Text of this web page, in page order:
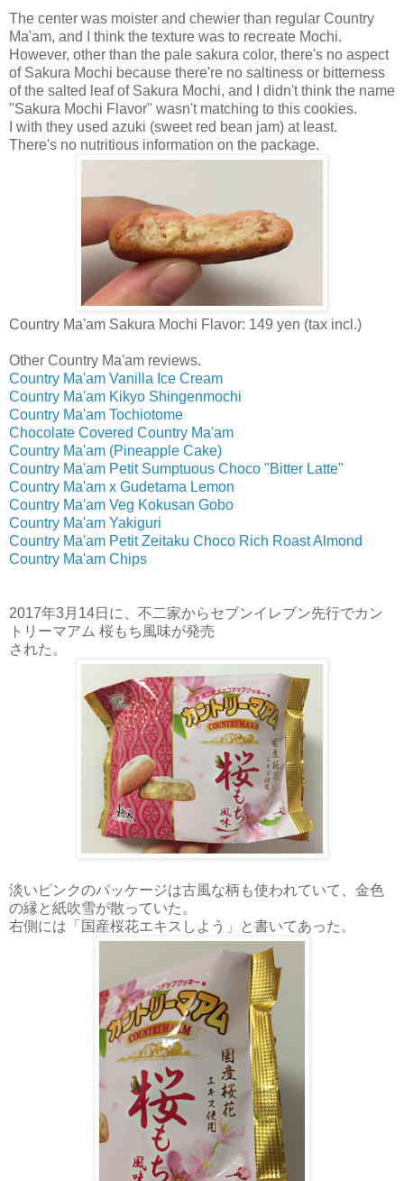
The center was moister and chewier than regular Country
Ma'am, and I think the texture was to recreate Mochi.
However, other than the pale sakura color, there's no aspect
of Sakura Mochi because there're no saltiness or bitterness
of the salted leaf of Sakura Mochi, and I didn't think the name
"Sakura Mochi Flavor" wasn't matching to this cookies.
I with they used azuki (sweet red bean jam) at least.
There's no nutritious information on the package.
Country Ma'am Sakura Mochi Flavor: 149 yen (tax incl.)
Other Country Ma'am reviews.
Country Ma'am Vanilla Ice Cream
Country Ma'am Kikyo Shingenmochi
Country Ma'am Tochiotome
Chocolate Covered Country Ma'am
Country Ma'am (Pineapple Cake)
Country Ma'am Petit Sumptuous Choco "Bitter Latte"
Country Ma'am x Gudetama Lemon
Country Ma'am Veg Kokusan Gobo
Country Ma'am Yakiguri
Country Ma'am Petit Zeitaku Choco Rich Roast Almond
Country Ma'am Chips
2017年3月14日に、不二家からセブンイレブン先行でカン
トリーマアム 桜もち風味が発売
された。
淡いピンクのパッケージは古風な柄も使われていて、金色
の縁と紙吹雪が散っていた。
右側には「国産桜花エキスしよう」と書いてあった。